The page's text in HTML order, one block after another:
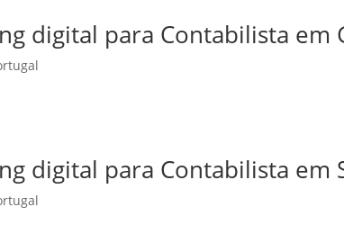
digital para Contabilista em
digital para Contabilista em